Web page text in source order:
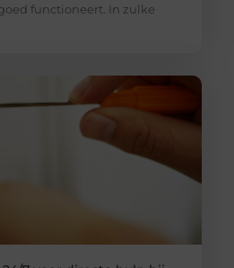
functioneert. In zulke